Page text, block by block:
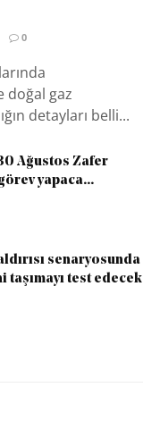
0
doğal gaz
detayları belli...
Ağustos Zafer
yapaca...
senaryosunda
test edecek